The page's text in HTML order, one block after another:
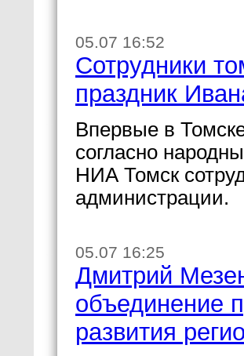
05.07 16:52
Сотрудники
праздник
Впервые в
согласно
НИА Томск
администрации.
05.07 16:25
Дмитрий
объединение
развития